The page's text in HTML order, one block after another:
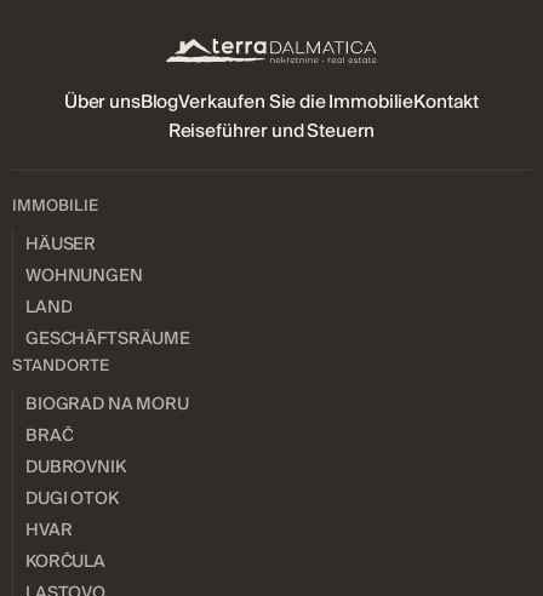
Über unsBlogVerkaufen Sie die ImmobilieKontakt
Reiseführer und Steuern
IMMOBILIE
HÄUSER
WOHNUNGEN
LAND
GESCHÄFTSRÄUME
STANDORTE
BIOGRAD NA MORU
BRAČ
DUBROVNIK
DUGI OTOK
HVAR
KORČULA